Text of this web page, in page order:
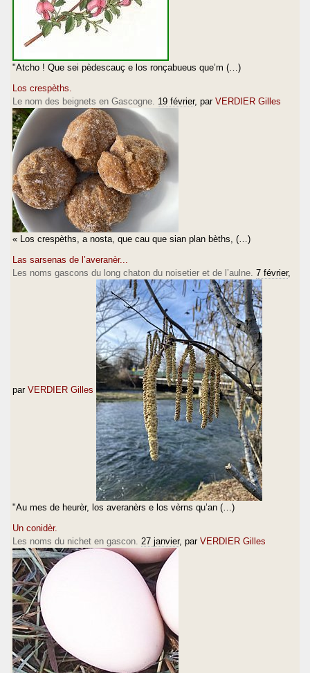
"Atcho ! Que sei pèdescauç e los ronçabueus que’m (…)
Los crespèths.
Le nom des beignets en Gascogne. 19 février, par VERDIER Gilles
« Los crespèths, a nosta, que cau que sian plan bèths, (…)
Las sarsenas de l’averanèr...
Les noms gascons du long chaton du noisetier et de l’aulne. 7 février,
par VERDIER Gilles
"Au mes de heurèr, los averanèrs e los vèrns qu’an (…)
Un conidèr.
Les noms du nichet en gascon. 27 janvier, par VERDIER Gilles